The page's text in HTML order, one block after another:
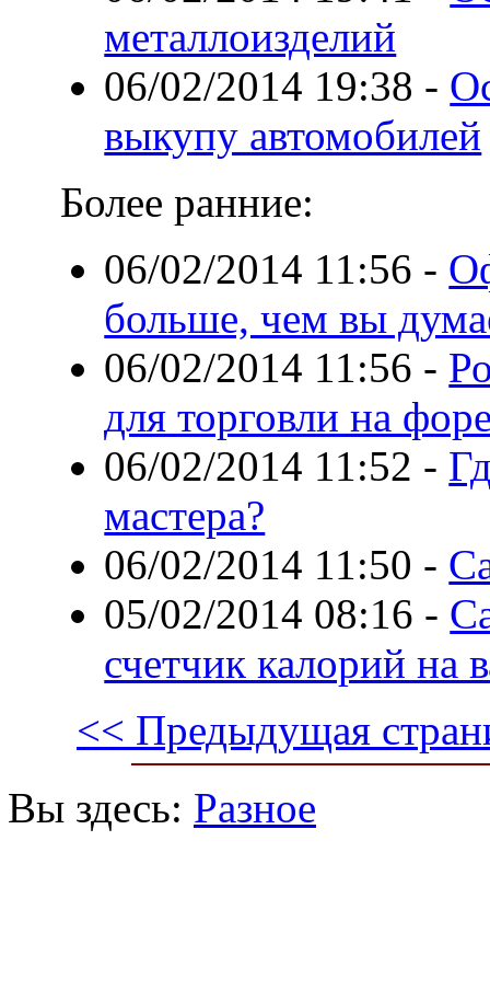
металлоизделий
06/02/2014 19:38 -
выкупу автомобилей
Более ранние:
06/02/2014 11:56 -
больше, чем вы
06/02/2014 11:56 -
для торговли на
06/02/2014 11:52 -
мастера?
06/02/2014 11:50 -
05/02/2014 08:16 -
счетчик калорий на
<< Предыдущая
Вы здесь: Разное